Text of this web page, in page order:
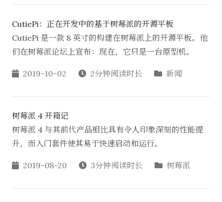
CutiePi：正在开发中的基于树莓派的开源平板
CutiePi 是一款 8 英寸的构建在树莓派上的开源平板。他
们在树莓派论坛上宣布：现在，它只是一台原型机。
2019-10-02 2分钟阅读时长 新闻
树莓派 4 开箱记
树莓派 4 与其前代产品相比具有令人印象深刻的性能提
升，而入门套件使其易于快速启动和运行。
2019-08-20 3分钟阅读时长 树莓派